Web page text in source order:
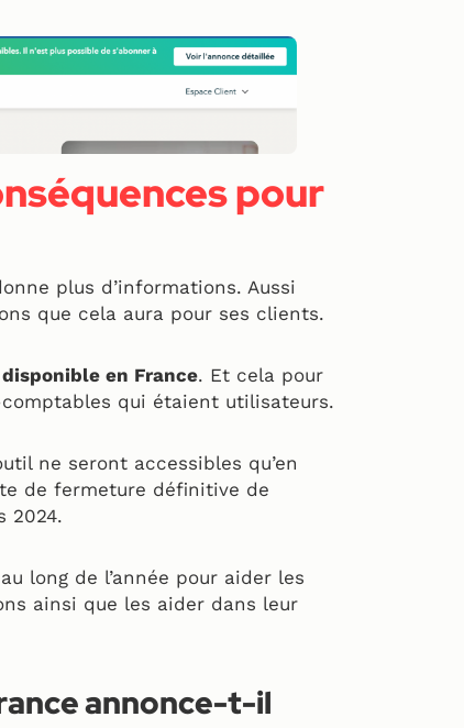
pour
plus d’informations. Aussi
que cela aura pour ses clients.
en France. Et cela pour
qui étaient utilisateurs.
ne seront accessibles qu’en
de fermeture définitive de
2024.
long de l’année pour aider les
ainsi que les aider dans leur
annonce-t-il